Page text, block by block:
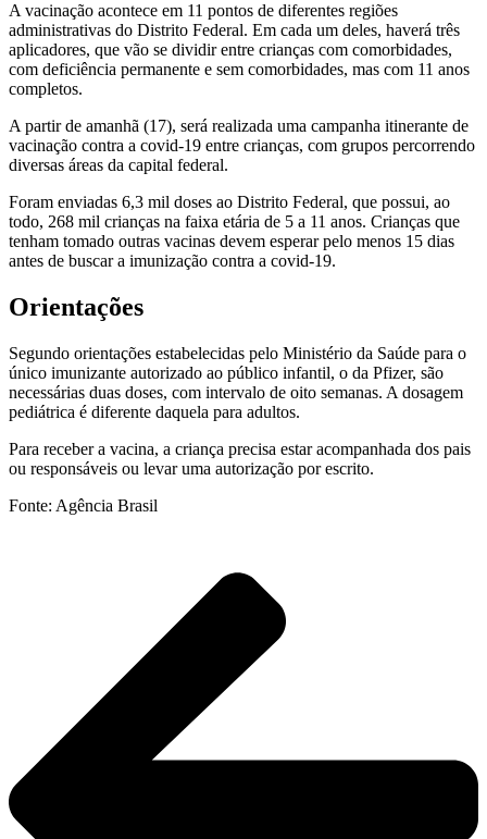
A vacinação acontece em 11 pontos de diferentes regiões
administrativas do Distrito Federal. Em cada um deles, haverá três
aplicadores, que vão se dividir entre crianças com comorbidades,
com deficiência permanente e sem comorbidades, mas com 11 anos
completos.
A partir de amanhã (17), será realizada uma campanha itinerante de
vacinação contra a covid-19 entre crianças, com grupos percorrendo
diversas áreas da capital federal.
Foram enviadas 6,3 mil doses ao Distrito Federal, que possui, ao
todo, 268 mil crianças na faixa etária de 5 a 11 anos. Crianças que
tenham tomado outras vacinas devem esperar pelo menos 15 dias
antes de buscar a imunização contra a covid-19.
Orientações
Segundo orientações estabelecidas pelo Ministério da Saúde para o
único imunizante autorizado ao público infantil, o da Pfizer, são
necessárias duas doses, com intervalo de oito semanas. A dosagem
pediátrica é diferente daquela para adultos.
Para receber a vacina, a criança precisa estar acompanhada dos pais
ou responsáveis ou levar uma autorização por escrito.
Fonte: Agência Brasil